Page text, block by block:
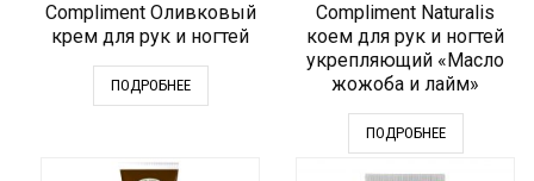
Compliment Оливковый
крем для рук и ногтей
ПОДРОБНЕЕ
Compliment Naturalis
коем для рук и ногтей
укрепляющий «Масло
жожоба и лайм»
ПОДРОБНЕЕ